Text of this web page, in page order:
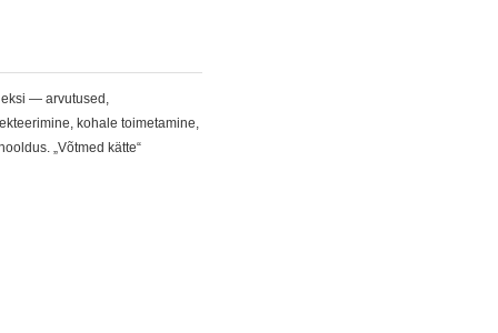
— arvutused,
kohale toimetamine,
„Võtmed kätte“